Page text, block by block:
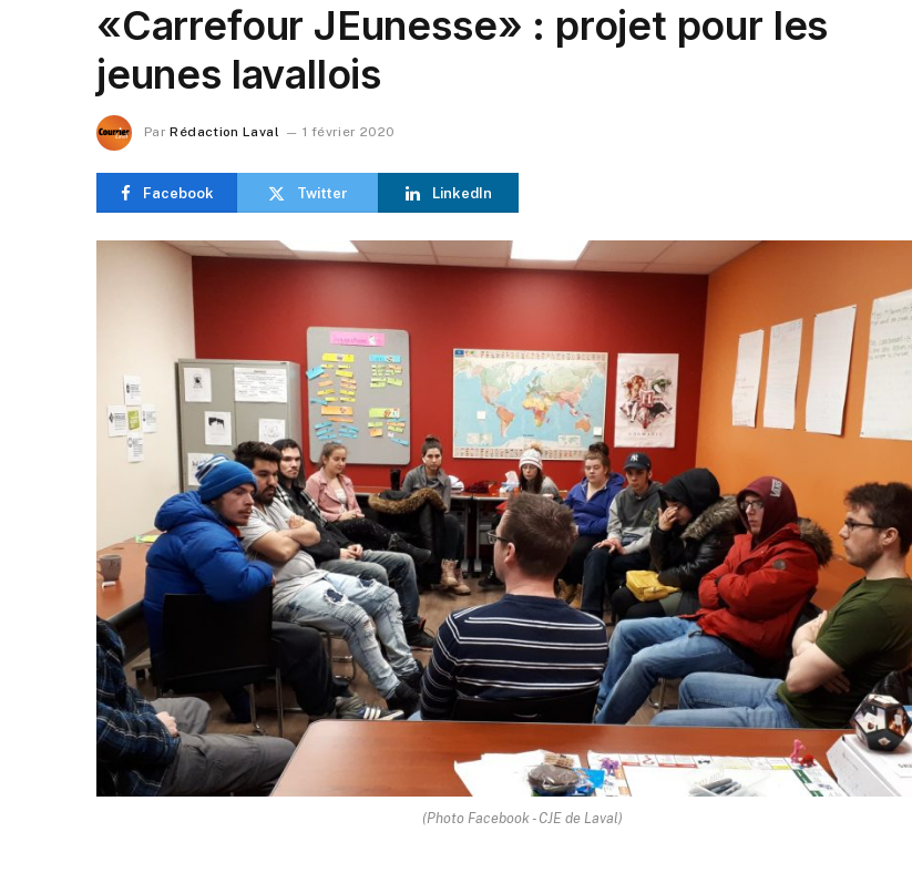
«Carrefour JEunesse» : projet pour les
jeunes lavallois
Par Rédaction Laval 1 février 2020
Facebook Twitter LinkedIn
(Photo Facebook - CJE de Laval)